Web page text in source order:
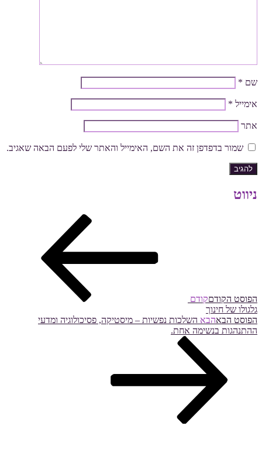
שם *
אימייל *
אתר
שמור בדפדפן זה את השם, האימייל והאתר שלי לפעם הבאה שאגיב.
ניווט
הפוסט הקודםקודם
גלגולו של חינוך
הפוסט הבאהבא השלכות נפשיות – מיסטיקה, פסיכולוגיה ומדעי
ההתנהגות בנשימה אחת.